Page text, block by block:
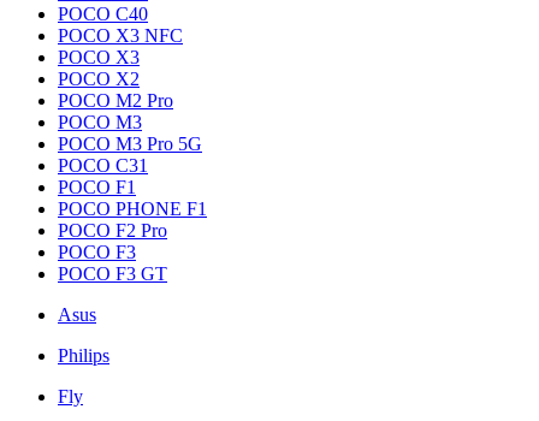
POCO C40
POCO X3 NFC
POCO X3
POCO X2
POCO M2 Pro
POCO M3
POCO M3 Pro 5G
POCO C31
POCO F1
POCO PHONE F1
POCO F2 Pro
POCO F3
POCO F3 GT
Asus
Philips
Fly